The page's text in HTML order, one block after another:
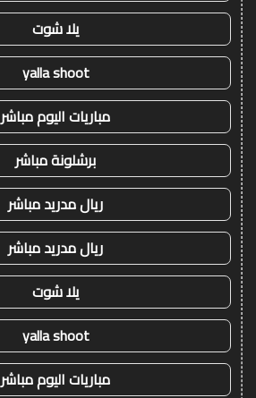
يلا شوت
yalla shoot
مباريات اليوم مباشر
برشلونة مباشر
ريال مدريد مباشر
ريال مدريد مباشر
يلا شوت
yalla shoot
مباريات اليوم مباشر